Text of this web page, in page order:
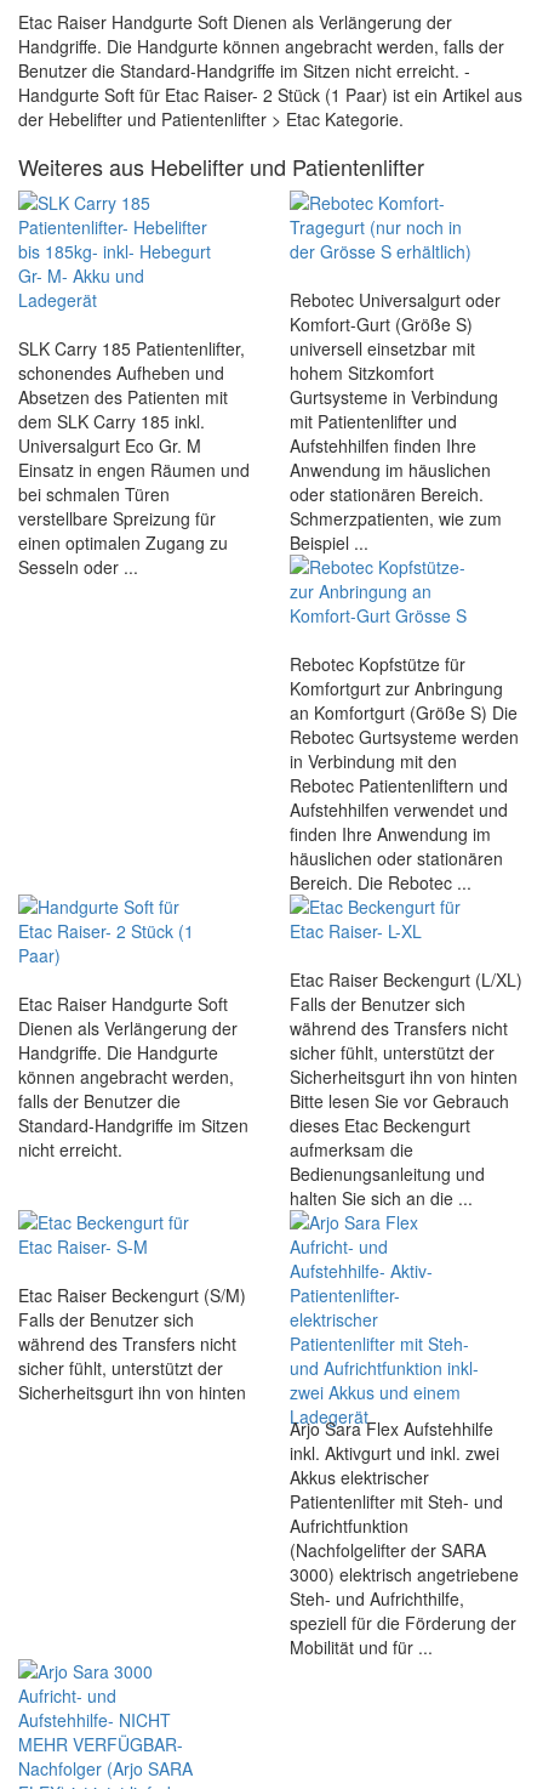
Etac Raiser Handgurte Soft Dienen als Verlängerung der
Handgriffe. Die Handgurte können angebracht werden, falls der
Benutzer die Standard-Handgriffe im Sitzen nicht erreicht. -
Handgurte Soft für Etac Raiser- 2 Stück (1 Paar) ist ein Artikel aus
der Hebelifter und Patientenlifter > Etac Kategorie.
Weiteres aus Hebelifter und Patientenlifter
SLK Carry 185 Patientenlifter,
schonendes Aufheben und
Absetzen des Patienten mit
dem SLK Carry 185 inkl.
Universalgurt Eco Gr. M
Einsatz in engen Räumen und
bei schmalen Türen
verstellbare Spreizung für
einen optimalen Zugang zu
Sesseln oder ...
Rebotec Universalgurt oder
Komfort-Gurt (Größe S)
universell einsetzbar mit
hohem Sitzkomfort
Gurtsysteme in Verbindung
mit Patientenlifter und
Aufstehhilfen finden Ihre
Anwendung im häuslichen
oder stationären Bereich.
Schmerzpatienten, wie zum
Beispiel ...
Rebotec Kopfstütze für
Komfortgurt zur Anbringung
an Komfortgurt (Größe S) Die
Rebotec Gurtsysteme werden
in Verbindung mit den
Rebotec Patientenliftern und
Aufstehhilfen verwendet und
finden Ihre Anwendung im
häuslichen oder stationären
Bereich. Die Rebotec ...
Etac Raiser Handgurte Soft
Dienen als Verlängerung der
Handgriffe. Die Handgurte
können angebracht werden,
falls der Benutzer die
Standard-Handgriffe im Sitzen
nicht erreicht.
Etac Raiser Beckengurt (L/XL)
Falls der Benutzer sich
während des Transfers nicht
sicher fühlt, unterstützt der
Sicherheitsgurt ihn von hinten
Bitte lesen Sie vor Gebrauch
dieses Etac Beckengurt
aufmerksam die
Bedienungsanleitung und
halten Sie sich an die ...
Etac Raiser Beckengurt (S/M)
Falls der Benutzer sich
während des Transfers nicht
sicher fühlt, unterstützt der
Sicherheitsgurt ihn von hinten
Arjo Sara Flex Aufstehhilfe
inkl. Aktivgurt und inkl. zwei
Akkus elektrischer
Patientenlifter mit Steh- und
Aufrichtfunktion
(Nachfolgelifter der SARA
3000) elektrisch angetriebene
Steh- und Aufrichthilfe,
speziell für die Förderung der
Mobilität und für ...